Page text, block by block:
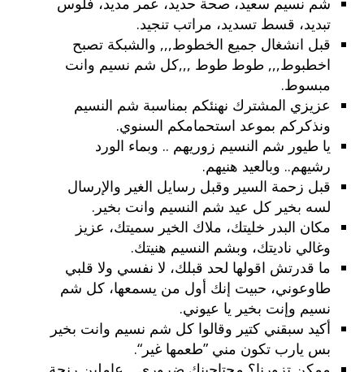
تبديد، قسط تسديد، مراتب تنجيد.
قبل انشغال جميع الخطوط,,, والشبكة تصبح
اخطبوط,,, طوط طوط ,,,كل شم نسيم وانت
مبسوط.
عزيزي المشترك نهنئكم بمناسبة شم النسيم
ونذكركم بموعد استحمامكم السنوي.
يا طيور شم النسيم زوريهم .. وبماء الورد
رشيهم.. وبالعيد هنيهم.
قبل زحمة السير وقبل رسايل الغير والإرسال
لسه بخير كل عيد شم النسيم وانت بخير.
مكان البدر خليتك، ملاك الخير سميتك، عزيز
وغالي ناديتك، وبشم النسيم هنيتك.
ما قدرتش اقولها لحد قبلك، لا نفسي ولا قلبي
طاوعوني، حبيت إنك أول من يسمعها، كل شم
نسيم وإنت بخير يا عيوني.
أكيد سبقني كتير وقالوا كل شم نسيم وانت بخير
بس يارب تكون مني ”طعمها غير“.